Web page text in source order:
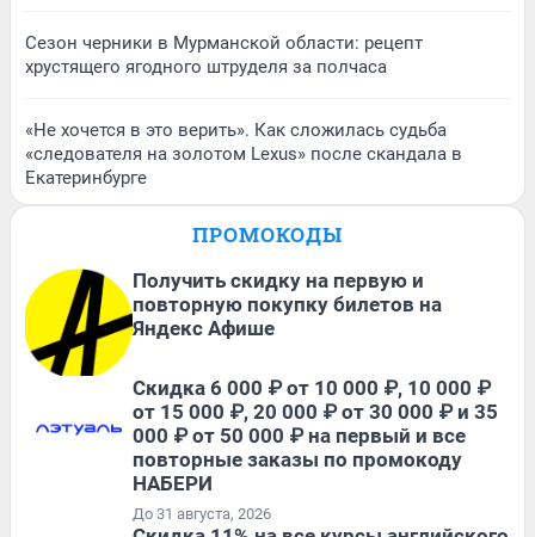
Сезон черники в Мурманской области: рецепт
хрустящего ягодного штруделя за полчаса
«Не хочется в это верить». Как сложилась судьба
«следователя на золотом Lexus» после скандала в
Екатеринбурге
ПРОМОКОДЫ
Получить скидку на первую и
повторную покупку билетов на
Яндекс Афише
Скидка 6 000 ₽ от 10 000 ₽, 10 000 ₽
от 15 000 ₽, 20 000 ₽ от 30 000 ₽ и 35
000 ₽ от 50 000 ₽ на первый и все
повторные заказы по промокоду
НАБЕРИ
До 31 августа, 2026